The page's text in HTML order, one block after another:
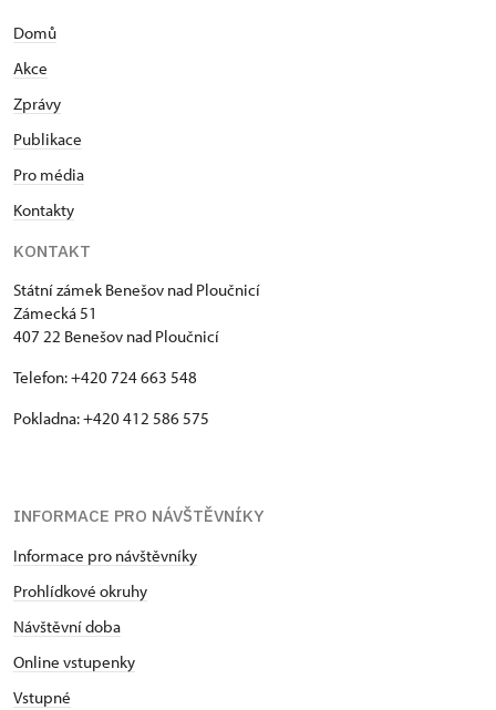
Domů
Akce
Zprávy
Publikace
Pro média
Kontakty
KONTAKT
Státní zámek Benešov nad Ploučnicí
Zámecká 51
407 22 Benešov nad Ploučnicí
Telefon: +420 724 663 548
Pokladna: +420 412 586 575
INFORMACE PRO NÁVŠTĚVNÍKY
Informace pro návštěvníky
Prohlídkové okruhy
Návštěvní doba
Online vstupenky
Vstupné